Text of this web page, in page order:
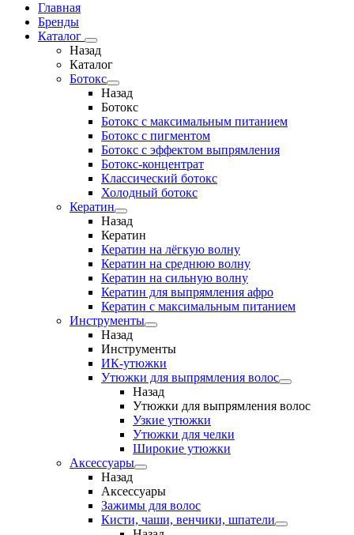
Главная
Бренды
Каталог
Назад
Каталог
Ботокс
Назад
Ботокс
Ботокс с максимальным питанием
Ботокс с пигментом
Ботокс с эффектом выпрямления
Ботокс-концентрат
Классический ботокс
Холодный ботокс
Кератин
Назад
Кератин
Кератин на лёгкую волну
Кератин на среднюю волну
Кератин на сильную волну
Кератин для выпрямления афро
Кератин с максимальным питанием
Инструменты
Назад
Инструменты
ИК-утюжки
Утюжки для выпрямления волос
Назад
Утюжки для выпрямления волос
Узкие утюжки
Утюжки для челки
Широкие утюжки
Аксессуары
Назад
Аксессуары
Зажимы для волос
Кисти, чаши, венчики, шпатели